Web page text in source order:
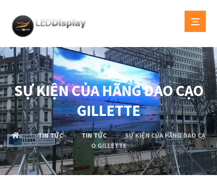
SỰ KIỆN CỦA HÃNG DAO CẠO
GILLETTE
TIN TỨC TIN TỨC
SỰ KIỆN CỦA HÃNG DAO CẠ
O GILLETTE